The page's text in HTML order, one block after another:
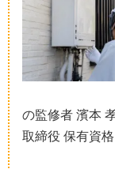
の監修者 濱本
取締役 保有資